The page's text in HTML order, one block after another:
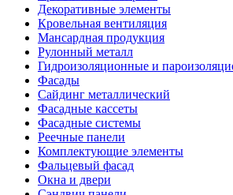
Декоративные элементы
Кровельная вентиляция
Мансардная продукция
Рулонный металл
Гидроизоляционные и
Фасады
Сайдинг металлический
Фасадные кассеты
Фасадные системы
Реечные панели
Комплектующие элементы
Фальцевый фасад
Окна и двери